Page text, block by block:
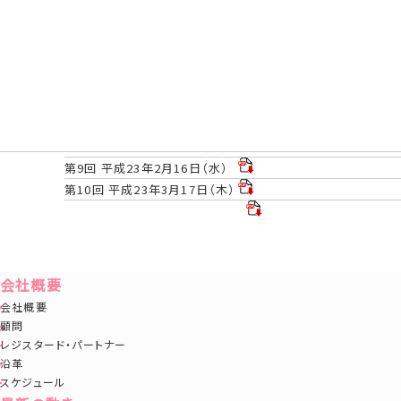
第9回 平成23年2月16日（水）
第10回 平成23年3月17日（木）
会社概要
会社概要
顧問
レジスタード・パートナー
沿革
スケジュール